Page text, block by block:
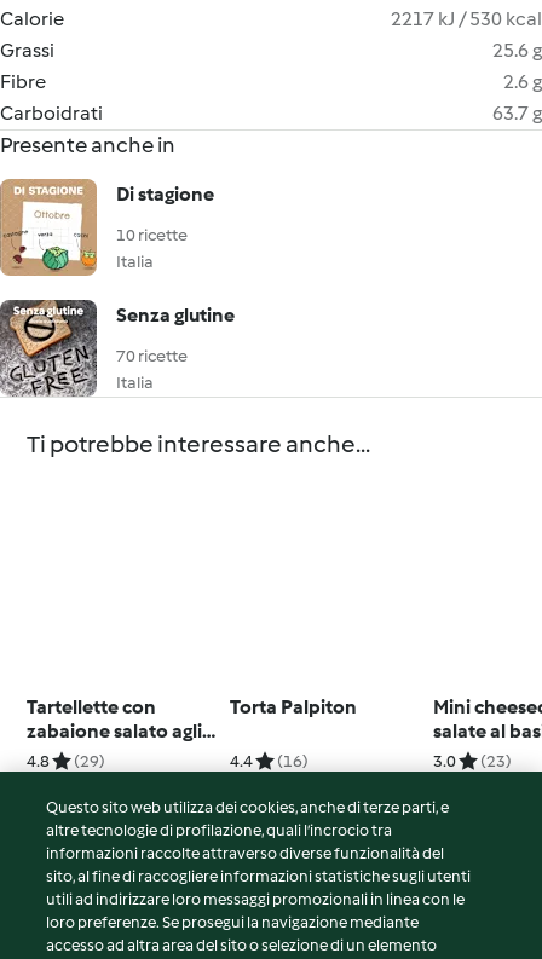
Calorie
2217 kJ / 530 kcal
Grassi
25.6 g
Fibre
2.6 g
Carboidrati
63.7 g
Presente anche in
Di stagione
10 ricette
Italia
Senza glutine
70 ricette
Italia
Ti potrebbe interessare anche...
Tartellette con
zabaione salato agli
asparagi (senza
glutine)
4.8 (29)
Torta Palpiton
4.4 (16)
Mini
salate al
3.0 (23)
© Copyright 2026
Termini del servizio
Questo sito web utilizza dei cookies, anche di terze parti, e
altre tecnologie di profilazione, quali l’incrocio tra
informazioni raccolte attraverso diverse funzionalità del
sito, al fine di raccogliere informazioni statistiche sugli utenti
utili ad indirizzare loro messaggi promozionali in linea con le
loro preferenze. Se prosegui la navigazione mediante
accesso ad altra area del sito o selezione di un elemento